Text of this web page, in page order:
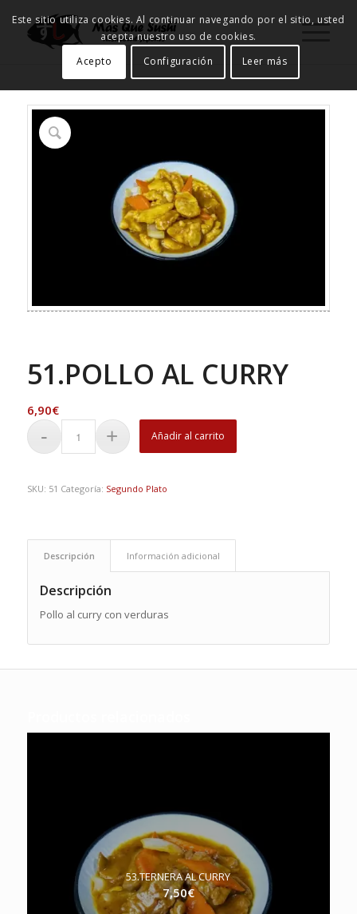
51.POLLO AL CURRY
6,90€
Añadir al carrito
SKU: 51 Categoría: Segundo Plato
Descripción Información adicional
Descripción
Pollo al curry con verduras
53.TERNERA AL CURRY
7,50€
Este sitio utiliza cookies. Al continuar navegando por el sitio, usted
acepta nuestro uso de cookies.
Acepto
Configuración Leer más